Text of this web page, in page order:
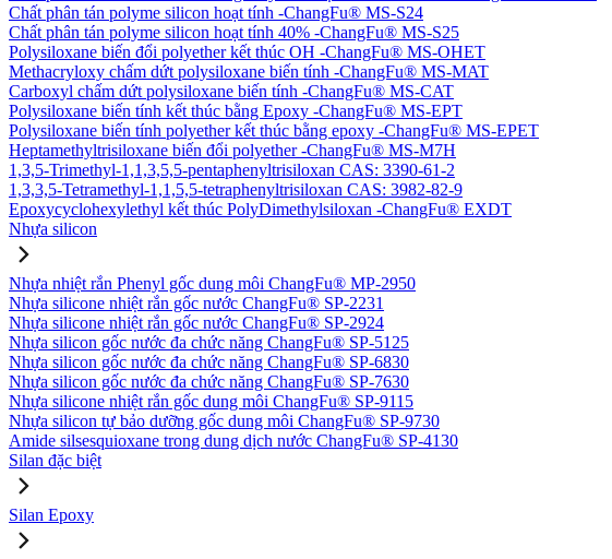
Chất phân tán polyme silicon hoạt tính -ChangFu® MS-S24
Chất phân tán polyme silicon hoạt tính 40% -ChangFu® MS-S25
Polysiloxane biến đổi polyether kết thúc OH -ChangFu® MS-OHET
Methacryloxy chấm dứt polysiloxane biến tính -ChangFu® MS-MAT
Carboxyl chấm dứt polysiloxane biến tính -ChangFu® MS-CAT
Polysiloxane biến tính kết thúc bằng Epoxy -ChangFu® MS-EPT
Polysiloxane biến tính polyether kết thúc bằng epoxy -ChangFu® MS-EPET
Heptamethyltrisiloxane biến đổi polyether -ChangFu® MS-M7H
1,3,5-Trimethyl-1,1,3,5,5-pentaphenyltrisiloxan CAS: 3390-61-2
1,3,3,5-Tetramethyl-1,1,5,5-tetraphenyltrisiloxan CAS: 3982-82-9
Epoxycyclohexylethyl kết thúc PolyDimethylsiloxan -ChangFu® EXDT
Nhựa silicon
Nhựa nhiệt rắn Phenyl gốc dung môi ChangFu® MP-2950
Nhựa silicone nhiệt rắn gốc nước ChangFu® SP-2231
Nhựa silicone nhiệt rắn gốc nước ChangFu® SP-2924
Nhựa silicon gốc nước đa chức năng ChangFu® SP-5125
Nhựa silicon gốc nước đa chức năng ChangFu® SP-6830
Nhựa silicon gốc nước đa chức năng ChangFu® SP-7630
Nhựa silicone nhiệt rắn gốc dung môi ChangFu® SP-9115
Nhựa silicon tự bảo dưỡng gốc dung môi ChangFu® SP-9730
Amide silsesquioxane trong dung dịch nước ChangFu® SP-4130
Silan đặc biệt
Silan Epoxy